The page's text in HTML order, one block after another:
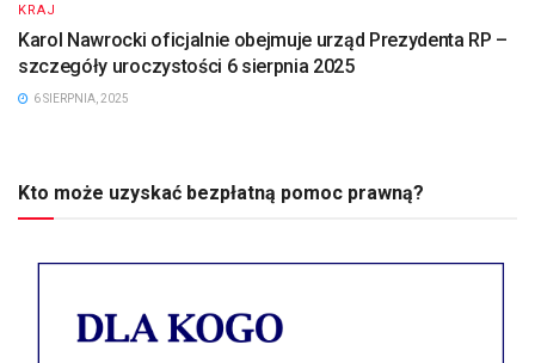
KRAJ
Karol Nawrocki oficjalnie obejmuje urząd Prezydenta RP –
szczegóły uroczystości 6 sierpnia 2025
6 SIERPNIA, 2025
Kto może uzyskać bezpłatną pomoc prawną?